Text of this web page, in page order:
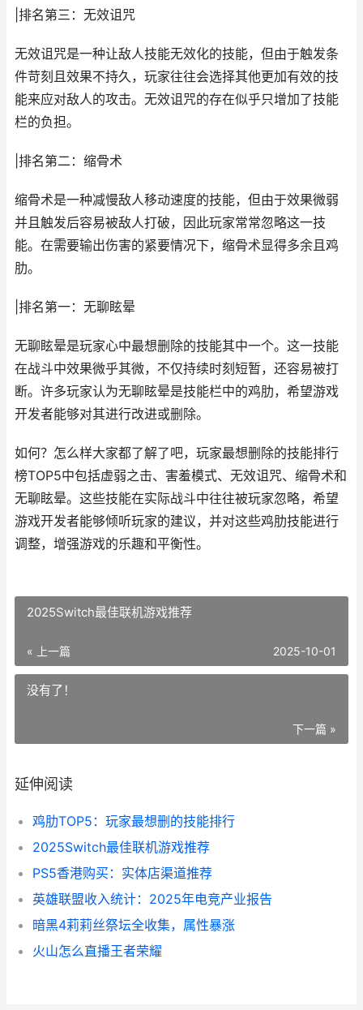
|排名第三：无效诅咒
无效诅咒是一种让敌人技能无效化的技能，但由于触发条
件苛刻且效果不持久，玩家往往会选择其他更加有效的技
能来应对敌人的攻击。无效诅咒的存在似乎只增加了技能
栏的负担。
|排名第二：缩骨术
缩骨术是一种减慢敌人移动速度的技能，但由于效果微弱
并且触发后容易被敌人打破，因此玩家常常忽略这一技
能。在需要输出伤害的紧要情况下，缩骨术显得多余且鸡
肋。
|排名第一：无聊眩晕
无聊眩晕是玩家心中最想删除的技能其中一个。这一技能
在战斗中效果微乎其微，不仅持续时刻短暂，还容易被打
断。许多玩家认为无聊眩晕是技能栏中的鸡肋，希望游戏
开发者能够对其进行改进或删除。
如何？怎么样大家都了解了吧，玩家最想删除的技能排行
榜TOP5中包括虚弱之击、害羞模式、无效诅咒、缩骨术和
无聊眩晕。这些技能在实际战斗中往往被玩家忽略，希望
游戏开发者能够倾听玩家的建议，并对这些鸡肋技能进行
调整，增强游戏的乐趣和平衡性。
2025Switch最佳联机游戏推荐
« 上一篇 2025-10-01
没有了！
下一篇 »
延伸阅读
鸡肋TOP5：玩家最想删的技能排行
2025Switch最佳联机游戏推荐
PS5香港购买：实体店渠道推荐
英雄联盟收入统计：2025年电竞产业报告
暗黑4莉莉丝祭坛全收集，属性暴涨
火山怎么直播王者荣耀